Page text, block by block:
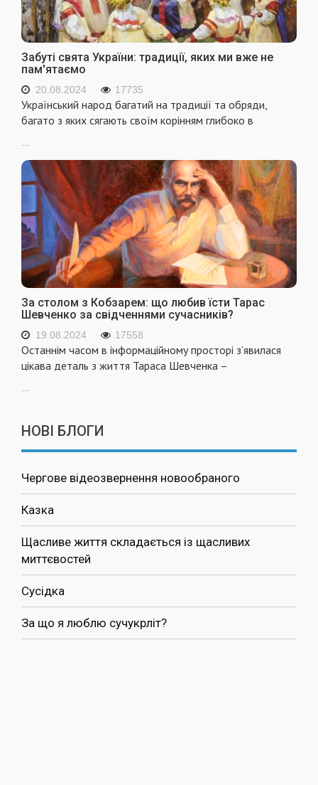
Забуті свята України: традиції, яких ми вже не
пам'ятаємо
20.08.2024 17735
Український народ багатий на традиції та обряди,
багато з яких сягають своїм корінням глибоко в
За столом з Кобзарем: що любив їсти Тарас
Шевченко за свідченнями сучасників?
19.08.2024 17558
Останнім часом в інформаційному просторі з’явилася
цікава деталь з життя Тараса Шевченка –
НОВІ БЛОГИ
Чергове відеозвернення новообраного
Казка
Щасливе життя складається із щасливих
миттєвостей
Сусідка
За що я люблю сучукрліт?